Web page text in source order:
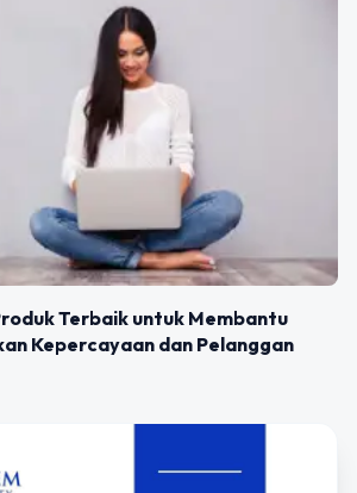
Terbaik untuk Membantu
Kepercayaan dan Pelanggan